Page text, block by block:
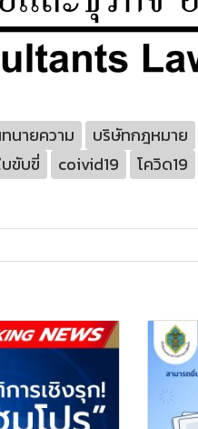
นายความ บริษัทกฎหมาย
ขับขี่ coivid19 โควิด19